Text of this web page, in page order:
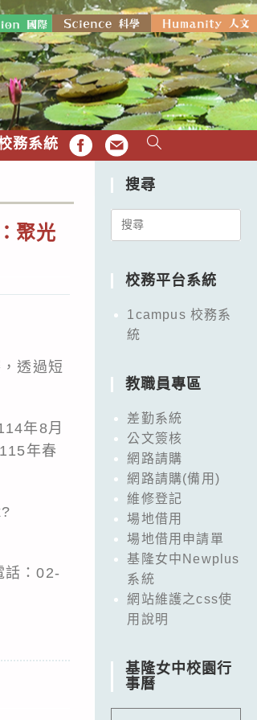
務系統 FB EMAIL
聚光
透過短
年8月
年春
話：02-
搜尋
Search
校務平台系統
1campus 校務系
統
教職員專區
差勤系統
公文簽核
網路請購
網路請購(備用)
維修登記
場地借用
場地借用申請單
基隆女中Newplus
系統
網站維護之css使
用說明
基隆女中校園行
事曆